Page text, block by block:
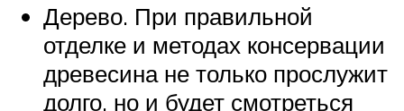
Дерево. При правильной
отделке и методах консервации
древесина не только прослужит
долго, но и будет смотреться